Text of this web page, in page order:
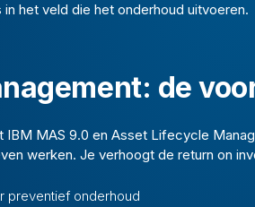
het veld die het onderhoud uitvoeren.
de
IBM MAS 9.0 en Asset Lifecycle
werken. Je verhoogt de return on
preventief onderhoud